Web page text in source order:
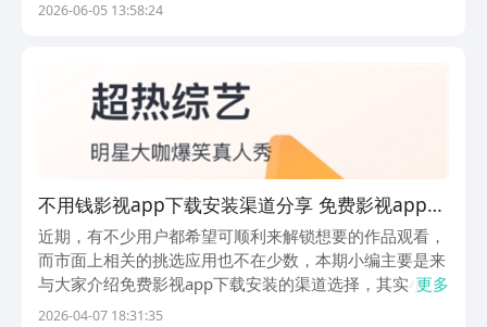
2026-06-05 13:58:24
不用钱影视app下载安装渠道分享 免费影视app有
哪几款
近期，有不少用户都希望可顺利来解锁想要的作品观看，
而市面上相关的挑选应用也不在少数，本期小编主要是来
与大家介绍免费影视app下载安装的渠道选择，其实小编
也是有为大家带来实用推荐清单。若各位也正为挑选合适
更多
2026-04-07 18:31:35